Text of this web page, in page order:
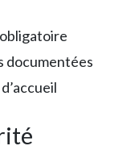
documentées
d’accueil